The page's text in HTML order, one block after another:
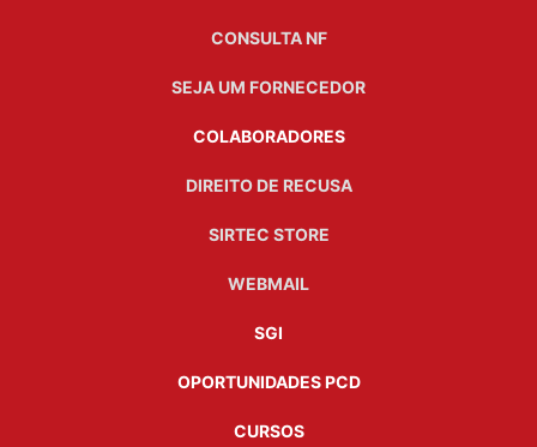
CONSULTA NF
SEJA UM FORNECEDOR
COLABORADORES
DIREITO DE RECUSA
SIRTEC STORE
WEBMAIL
SGI
OPORTUNIDADES PCD
CURSOS